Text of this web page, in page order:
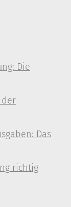
Die
der
Das
richtig